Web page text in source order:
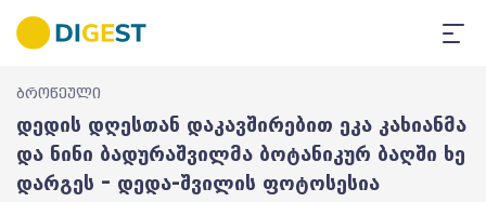
ბროწეული
დედის დღესთან დაკავშირებით ეკა კახიანმა
და ნინი ბადურაშვილმა ბოტანიკურ ბაღში ხე
დარგეს – დედა-შვილის ფოტოსესია